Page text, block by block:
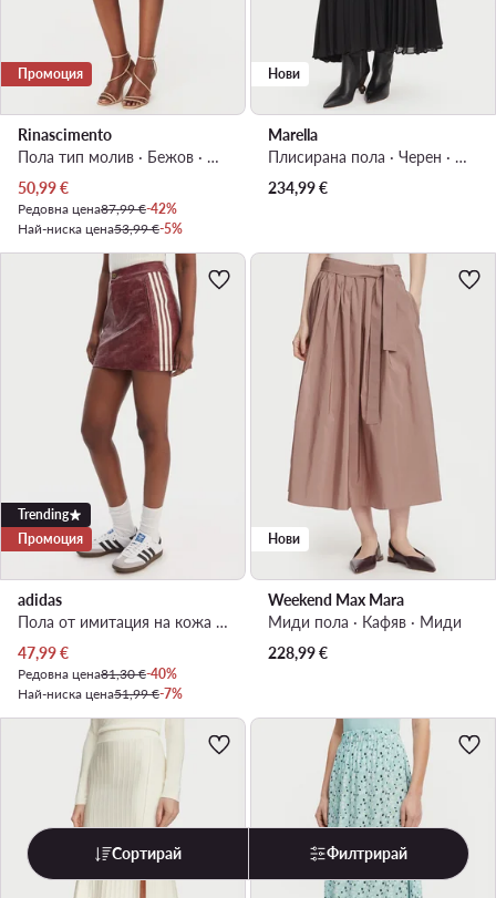
Промоция
Rinascimento
Пола тип молив · Бежов · Миди
Актуална цена
50,99€
Редовна цена87,99 €-42%
Най-ниска цена53,99 €-5%
Нови
Marella
Плисирана пола · Черен · Макси
234,99€
Trending
Промоция
adidas
Пола от имитация на кожа · Бордо · Мини
Актуална цена
47,99€
Редовна цена81,30 €-40%
Най-ниска цена51,99 €-7%
Нови
Weekend Max Mara
Миди пола · Кафяв · Миди
228,99€
Сортирай Филтрирай